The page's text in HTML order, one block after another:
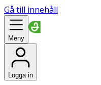
Gå till innehåll
Meny
Logga in